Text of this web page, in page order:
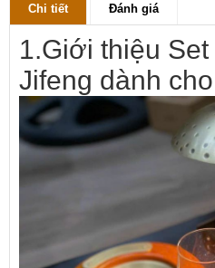
Chi tiết Đánh giá
1.Giới thiệu
Jifeng dành